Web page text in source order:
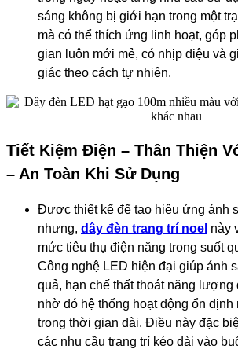
sáng không bị giới hạn trong một
mà có thể thích ứng linh hoạt, góp
gian luôn mới mẻ, có nhịp điệu và
giác theo cách tự nhiên.
Tiết Kiệm Điện – Thân Thiện
– An Toàn Khi Sử Dụng
Được thiết kế để tạo hiệu ứng ánh
nhưng, dây đèn trang trí noel này
mức tiêu thụ điện năng trong suốt
Công nghệ LED hiện đại giúp ánh
quả, hạn chế thất thoát năng
nhờ đó hệ thống hoạt động ổn định
trong thời gian dài. Điều này đặc
các nhu cầu trang trí kéo dài vào